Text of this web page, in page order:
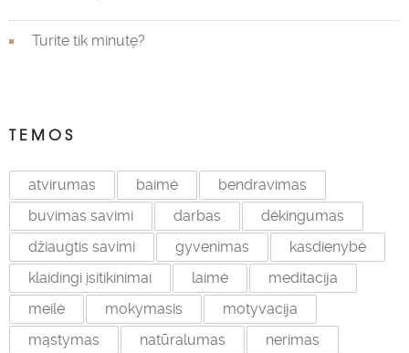
Turite tik minutę?
TEMOS
atvirumas baimė
bendravimas
buvimas savimi
darbas
dėkingumas
džiaugtis savimi
gyvenimas
kasdienybė
klaidingi įsitikinimai
laimė
meditacija
meilė
mokymasis
motyvacija
mąstymas
natūralumas
nerimas